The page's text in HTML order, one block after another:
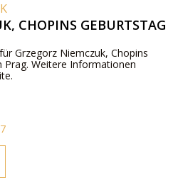
CHOPINS GEBURTSTAG
Grzegorz Niemczuk, Chopins
Weitere Informationen